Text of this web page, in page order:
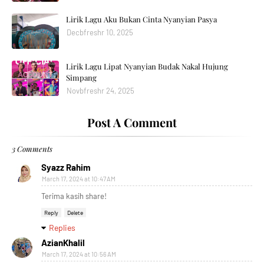
Lirik Lagu Aku Bukan Cinta Nyanyian Pasya
Decbfreshr 10, 2025
Lirik Lagu Lipat Nyanyian Budak Nakal Hujung
Simpang
Novbfreshr 24, 2025
Post A Comment
3 Comments
Syazz Rahim
March 17, 2024 at 10:47 AM
Terima kasih share!
Reply Delete
Replies
AzianKhalil
March 17, 2024 at 10:56 AM